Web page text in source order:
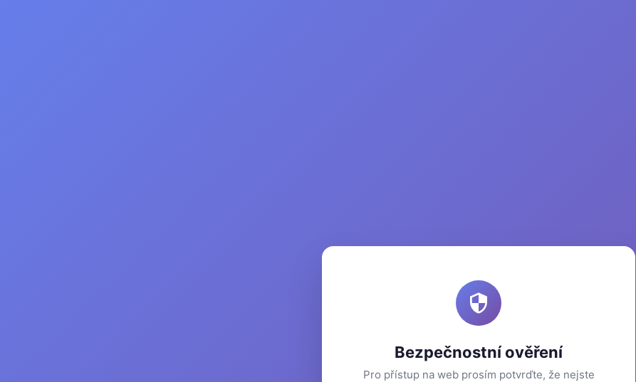
Bezpečnostní ověření
Pro přístup na web prosím potvrďte, že nejste